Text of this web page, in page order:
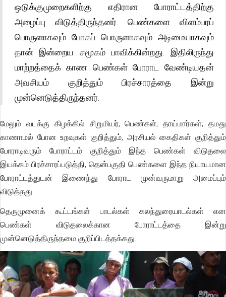
ஒடுக்குமுறைகளிற்கு எதிரான போராட்டத்திற்கு
அழைப்பு விடுத்திருந்தனர். பெண்களை விளம்பரப்
பொருளாகவும் போகப் பொருளாகவும் அடிமையாகவும்
தான் இன்றைய சமூகம் பாவிக்கின்றது. இதிலிருந்து
மாற்றத்தைக் காண பெண்கள் போராட வேண்டியதன்
அவசியம் குறித்தும் பிரச்சாரத்தை இன்று
முன்னெடுத்திருந்தனர்.
மேலும் வடக்கு கிழக்கில் சிறுமியர், பெண்கள், தாய்மார்கள்; தமது
காணாமல் போன உறவுகள் குறித்தும், அரசியல் கைதிகள் குறித்தும்
போராடிவரும் போராட்டம் குறித்தும் இந்த பெண்கள் விடுதலை
இயக்கம் பிரச்சாரப்படுத்தி, தென்பகுதி பெண்களை இந்த நியாயமான
போராட்டத்துடன் இணைந்து போராட முன்வருமாறு அமைப்பும்
விடுத்தது.
தெருமுனைக் கூட்டங்கள் பாடல்கள் கலந்துரையாடல்கள் என
பெண்கள் விடுதலைக்கான போராட்டத்தை இன்று
முன்னெடுத்திருந்தமை குறிப்பிடத்தக்கது.